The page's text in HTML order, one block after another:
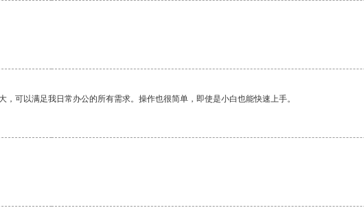
可以满足我日常办公的所有需求。操作也很简单，即使是小白也能快速上手。